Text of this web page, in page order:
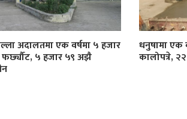
अदालतमा एक वर्षमा ५ हजार
फर्छ्यौट, ५ हजार ५९ अझै
धनुषामा एक
कालोपत्रे,